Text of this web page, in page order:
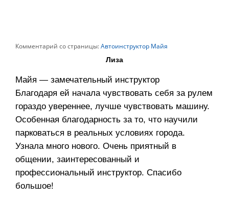
Комментарий со страницы:Автоинструктор Майя
Лиза
Майя — замечательный инструктор
Благодаря ей начала чувствовать себя за рулем
гораздо увереннее, лучше чувствовать машину.
Особенная благодарность за то, что научили
парковаться в реальных условиях города.
Узнала много нового. Очень приятный в
общении, заинтересованный и
профессиональный инструктор. Спасибо
большое!